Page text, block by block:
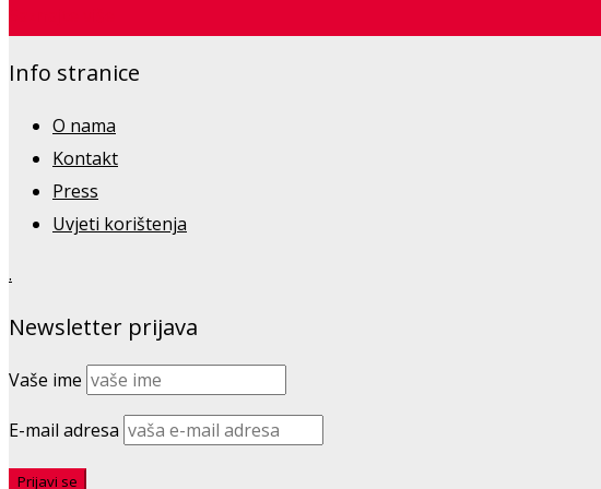
Info stranice
O nama
Kontakt
Press
Uvjeti korištenja
.
Newsletter prijava
Vaše ime
E-mail adresa